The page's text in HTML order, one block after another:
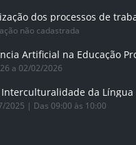
dos processos de
não cadastrada
a 02/02/2026
2025 | Das 09:00 às 10:00